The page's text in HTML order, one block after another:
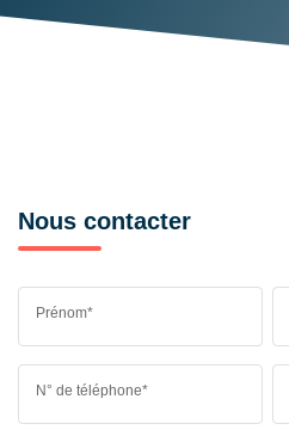
Nous contacter
Prénom*
N° de téléphone*